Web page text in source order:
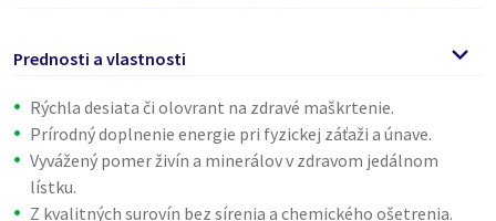
Prednosti a vlastnosti
Rýchla desiata či olovrant na zdravé maškrtenie.
Prírodný doplnenie energie pri fyzickej záťaži a únave.
Vyvážený pomer živín a minerálov v zdravom jedálnom
lístku.
Z kvalitných surovín bez sírenia a chemického ošetrenia.